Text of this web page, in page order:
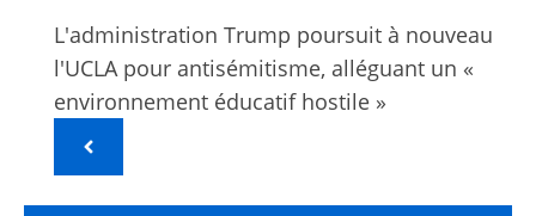
L'administration Trump poursuit à nouveau
l'UCLA pour antisémitisme, alléguant un «
environnement éducatif hostile »